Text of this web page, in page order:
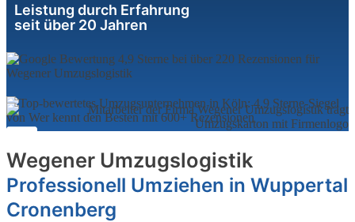
Leistung durch Erfahrung
seit über 20 Jahren
Wegener Umzugslogistik
Professionell Umziehen in Wuppertal
Cronenberg